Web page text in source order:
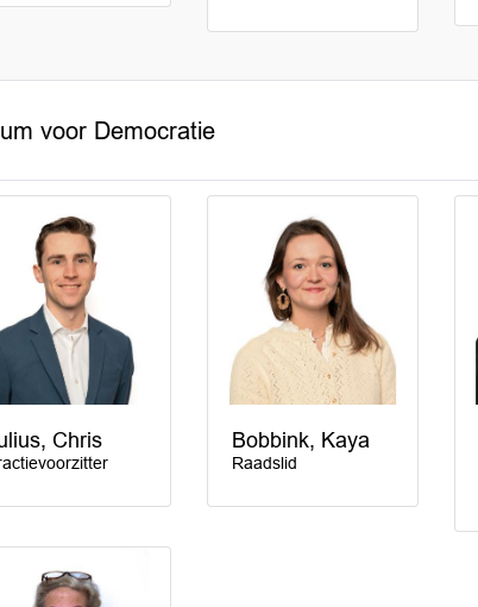
voor Democratie
Chris Bobbink, Kaya
Raadslid